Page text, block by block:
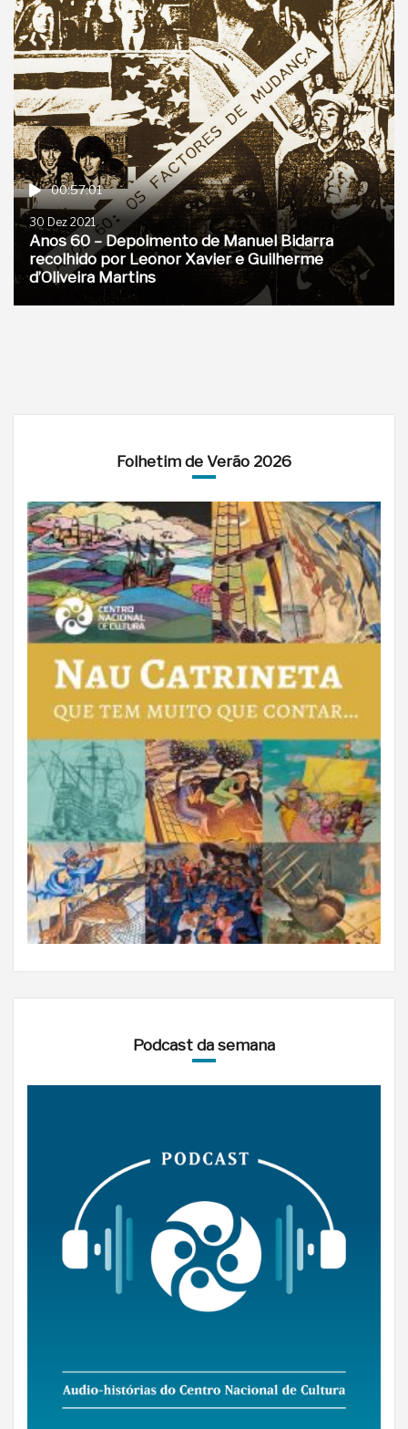
00:57:01
30 Dez 2021
Anos 60 – Depoimento de Manuel Bidarra
recolhido por Leonor Xavier e Guilherme
d’Oliveira Martins
Folhetim de Verão 2026
Podcast da semana